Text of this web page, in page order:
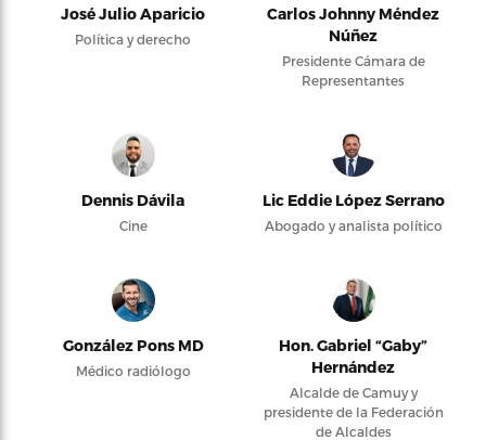
José Julio Aparicio
Política y derecho
Carlos Johnny Méndez
Núñez
Presidente Cámara de
Representantes
Dennis Dávila
Cine
Lic Eddie López Serrano
Abogado y analista político
González Pons MD
Médico radiólogo
Hon. Gabriel “Gaby”
Hernández
Alcalde de Camuy y
presidente de la Federación
de Alcaldes